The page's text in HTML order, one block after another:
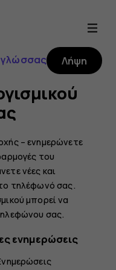
γλώσσας Λήψη
– ενημερώνετε
του
νέες και
το τηλέφωνό σας.
μπορεί να
σας.
ενημερώσεις